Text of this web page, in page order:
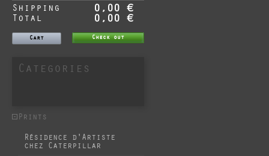
Shipping
0,00 €
Total 0,00 €
Cart Check out
Categories
Prints
Résidence d'Artiste
chez Caterpillar